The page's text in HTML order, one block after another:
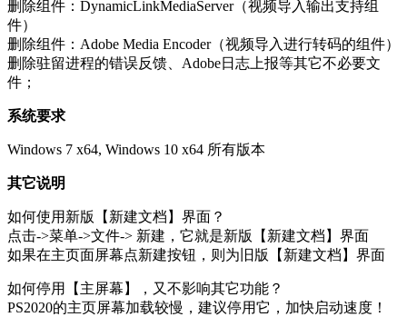
删除组件：DynamicLinkMediaServer（视频导入输出支持组
件）
删除组件：Adobe Media Encoder（视频导入进行转码的组件）
删除驻留进程的错误反馈、Adobe日志上报等其它不必要文
件；
系统要求
Windows 7 x64, Windows 10 x64 所有版本
其它说明
如何使用新版【新建文档】界面？
点击->菜单->文件-> 新建，它就是新版【新建文档】界面
如果在主页面屏幕点新建按钮，则为旧版【新建文档】界面
如何停用【主屏幕】，又不影响其它功能？
PS2020的主页屏幕加载较慢，建议停用它，加快启动速度！